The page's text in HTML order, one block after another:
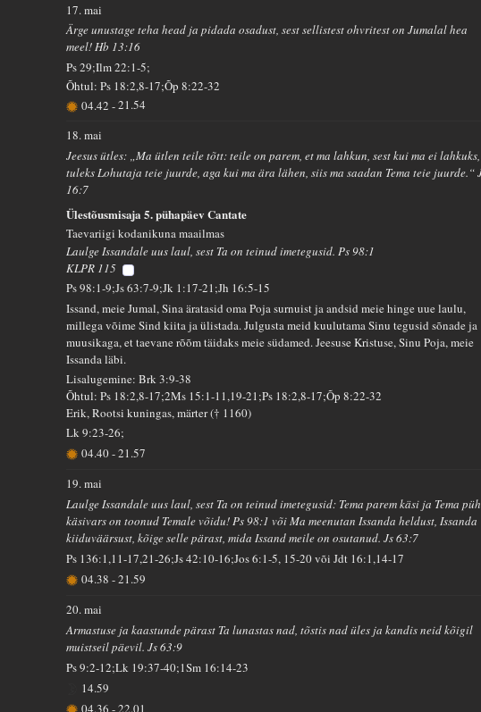
17. mai
Ärge unustage teha head ja pidada osadust, sest sellistest ohvritest on Jumalal hea
meel! Hb 13:16
Ps 29;Ilm 22:1-5;
Õhtul: Ps 18:2,8-17;Õp 8:22-32
04.42 -21.54
18. mai
Jeesus ütles: „Ma ütlen teile tõtt: teile on parem, et ma lahkun, sest kui ma ei
tuleks Lohutaja teie juurde, aga kui ma ära lähen, siis ma saadan Tema teie juurde.“
16:7
Ülestõusmisaja 5. pühapäev Cantate
Taevariigi kodanikuna maailmas
Laulge Issandale uus laul, sest Ta on teinud imetegusid. Ps 98:1
KLPR 115
Ps 98:1-9;Js 63:7-9;Jk 1:17-21;Jh 16:5-15
Issand, meie Jumal, Sina äratasid oma Poja surnuist ja andsid meie hinge uue laulu,
millega võime Sind kiita ja ülistada. Julgusta meid kuulutama Sinu tegusid sõnade ja
muusikaga, et taevane rõõm täidaks meie südamed. Jeesuse Kristuse, Sinu Poja, meie
Issanda läbi.
Lisalugemine: Brk 3:9-38
Õhtul: Ps 18:2,8-17;2Ms 15:1-11,19-21;Ps 18:2,8-17;Õp 8:22-32
Erik, Rootsi kuningas, märter († 1160)
Lk 9:23-26;
04.40-21.57
19. mai
Laulge Issandale uus laul, sest Ta on teinud imetegusid: Tema parem käsi ja Tema
käsivars on toonud Temale võidu! Ps 98:1 või Ma meenutan Issanda heldust, Issanda
kiiduväärsust, kõige selle pärast, mida Issand meile on osutanud. Js 63:7
Ps 136:1,11-17,21-26;Js 42:10-16;Jos 6:1-5, 15-20 või Jdt 16:1,14-17
04.38 -21.59
20. mai
Armastuse ja kaastunde pärast Ta lunastas nad, tõstis nad üles ja kandis neid kõigil
muistseil päevil. Js 63:9
Ps 9:2-12;Lk 19:37-40;1Sm 16:14-23
14.59
04.36 -22.01